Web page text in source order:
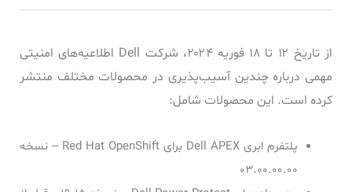
از تاریخ ۱۲ تا ۱۸ فوریه ۲۰۲۴، شرکت Dell اطلاعیه‌های امنیتی
مهمی درباره چندین آسیب‌پذیری در محصولات مختلف منتشر
کرده است. این محصولات شامل:
پلتفرم ابری Dell APEX برای Red Hat OpenShift – نسخه
۰۳.۰۰.۰۰.۰۰